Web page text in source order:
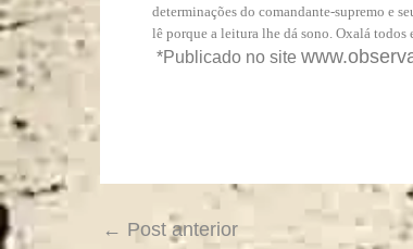
determinações do comandante-supremo e
lê porque a leitura lhe dá sono. Oxalá todos
*Publicado no site
← Post anterior